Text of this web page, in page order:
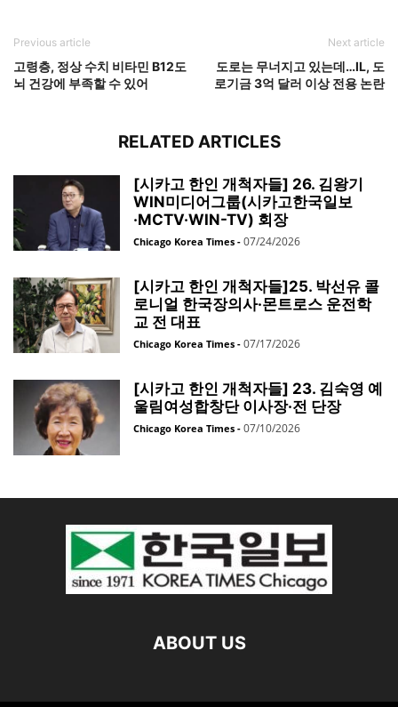
Previous article
고령층, 정상 수치 비타민 B12도
뇌 건강에 부족할 수 있어
Next article
도로는 무너지고 있는데…IL, 도
로기금 3억 달러 이상 전용 논란
RELATED ARTICLES
[시카고 한인 개척자들] 26. 김왕기
WIN미디어그룹(시카고한국일보
·MCTV·WIN-TV) 회장
Chicago Korea Times - 07/24/2026
[시카고 한인 개척자들]25. 박선유 콜
로니얼 한국장의사·몬트로스 운전학
교 전 대표
Chicago Korea Times - 07/17/2026
[시카고 한인 개척자들] 23. 김숙영 예
울림여성합창단 이사장·전 단장
Chicago Korea Times - 07/10/2026
ABOUT US